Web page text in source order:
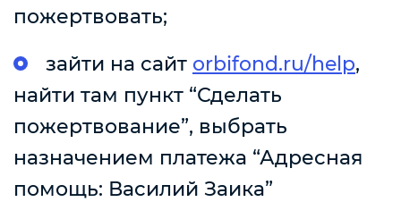
пожертвовать;
зайти на сайт orbifond.ru/help,
найти там пункт “Сделать
пожертвование”, выбрать
назначением платежа “Адресная
помощь: Василий Заика”